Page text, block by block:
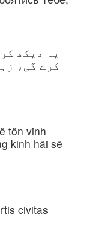
یہ دیکھ
کرے گی،
tôn vinh
kinh hãi sẽ
civitas